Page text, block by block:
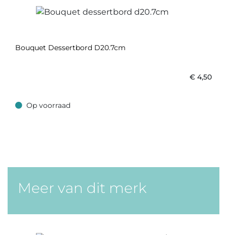
Bouquet Dessertbord D20.7cm
€ 4,50
Op voorraad
Op voorraad
Meer van dit merk